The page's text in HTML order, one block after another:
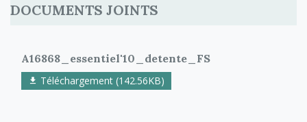
DOCUMENTS JOINTS
A16868_essentiel'10_detente_FS
Téléchargement (142.56KB)